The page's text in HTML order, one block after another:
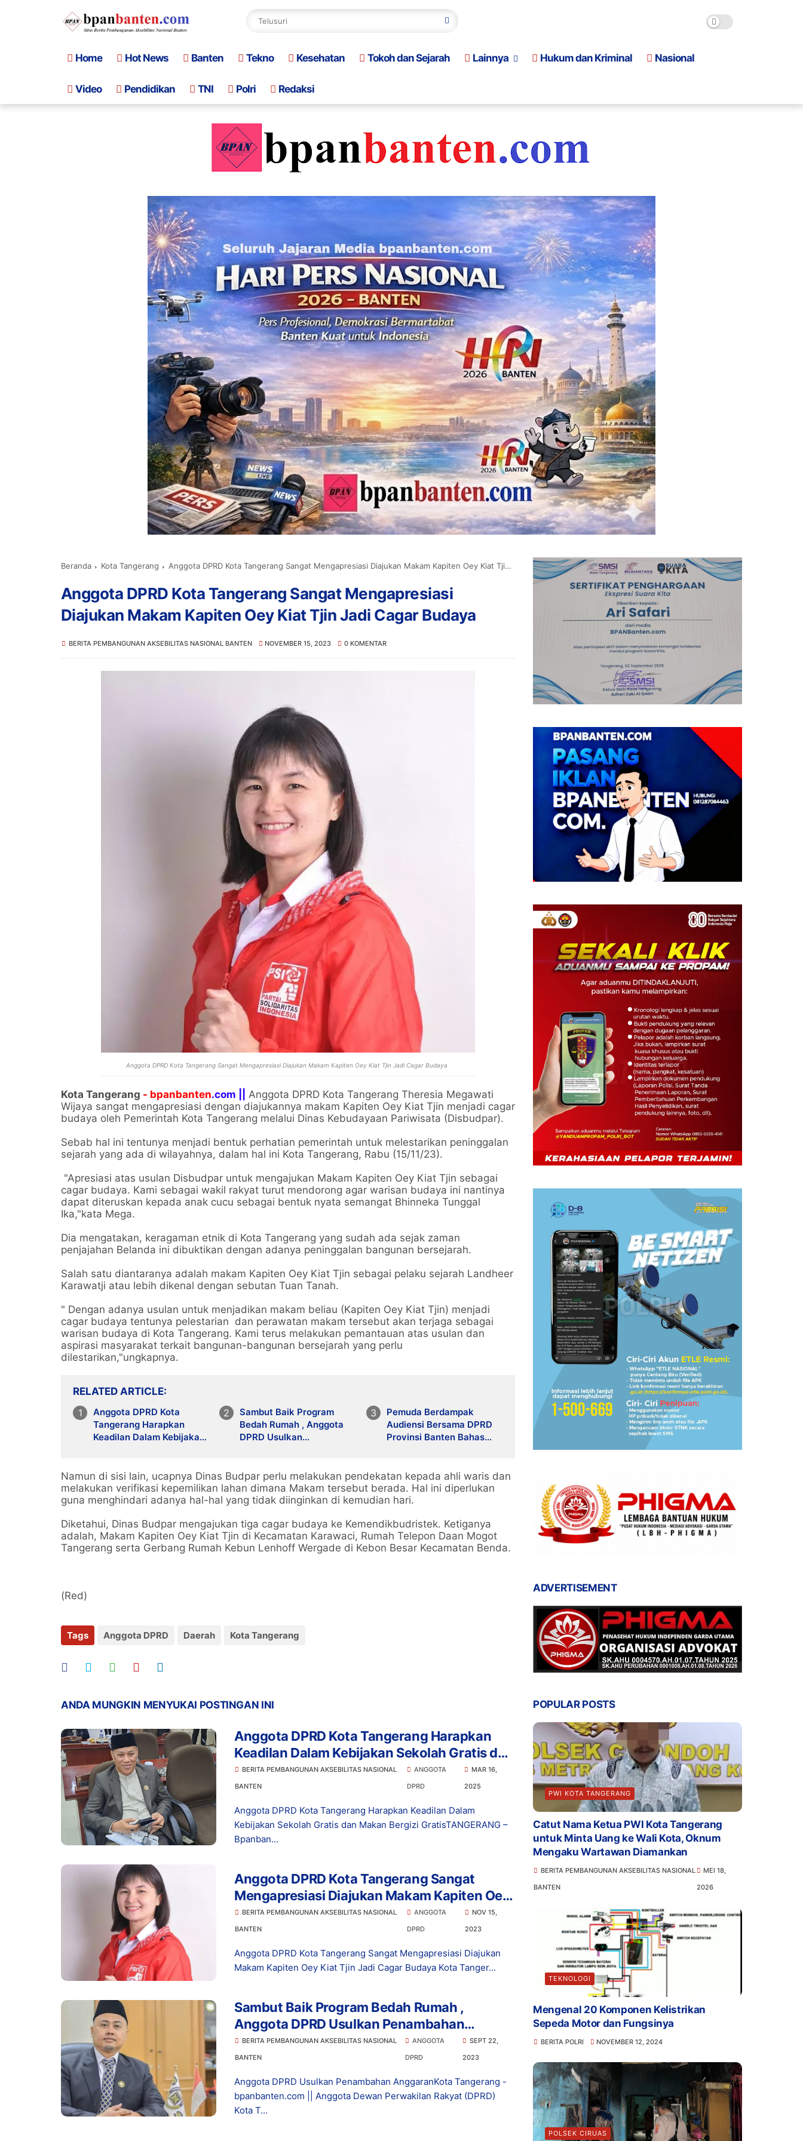
Home Hot News Banten Tekno Kesehatan Tokoh dan Sejarah Lainnya Hukum dan Kriminal Nasional
Video Pendidikan TNI Polri Redaksi
Beranda Kota Tangerang Anggota DPRD Kota Tangerang Sangat Mengapresiasi Diajukan Makam Kapiten Oey Kiat Tjin Jadi Cagar Budaya
Anggota DPRD Kota Tangerang Sangat Mengapresiasi
Diajukan Makam Kapiten Oey Kiat Tjin Jadi Cagar Budaya
BERITA PEMBANGUNAN AKSEBILITAS NASIONAL BANTEN NOVEMBER 15, 2023 0 KOMENTAR
Anggota DPRD Kota Tangerang Sangat Mengapresiasi Diajukan Makam Kapiten Oey Kiat Tjin Jadi Cagar Budaya
Kota Tangerang - bpanbanten.com ||
Anggota DPRD Kota Tangerang Theresia Megawati
Wijaya sangat mengapresiasi dengan diajukannya makam Kapiten Oey Kiat Tjin menjadi cagar
budaya oleh Pemerintah Kota Tangerang melalui Dinas Kebudayaan Pariwisata (Disbudpar).
Sebab hal ini tentunya menjadi bentuk perhatian pemerintah untuk melestarikan peninggalan
sejarah yang ada di wilayahnya, dalam hal ini Kota Tangerang, Rabu (15/11/23).
"Apresiasi atas usulan Disbudpar untuk mengajukan Makam Kapiten Oey Kiat Tjin sebagai
cagar budaya. Kami sebagai wakil rakyat turut mendorong agar warisan budaya ini nantinya
dapat diteruskan kepada anak cucu sebagai bentuk nyata semangat Bhinneka Tunggal
Ika,"kata Mega.
Dia mengatakan, keragaman etnik di Kota Tangerang yang sudah ada sejak zaman
penjajahan Belanda ini dibuktikan dengan adanya peninggalan bangunan bersejarah.
Salah satu diantaranya adalah makam Kapiten Oey Kiat Tjin sebagai pelaku sejarah Landheer
Karawatji atau lebih dikenal dengan sebutan Tuan Tanah.
" Dengan adanya usulan untuk menjadikan makam beliau (Kapiten Oey Kiat Tjin) menjadi
cagar budaya tentunya pelestarian dan perawatan makam tersebut akan terjaga sebagai
warisan budaya di Kota Tangerang. Kami terus melakukan pemantauan atas usulan dan
aspirasi masyarakat terkait bangunan-bangunan bersejarah yang perlu
dilestarikan,"ungkapnya.
RELATED ARTICLE
Anggota DPRD Kota
Tangerang Harapkan
Keadilan Dalam Kebijakan
Sambut Baik Program
Bedah Rumah , Anggota
DPRD Usulkan
Pemuda Berdampak
Audiensi Bersama DPRD
Provinsi Banten Bahas
Menuju Indonesia Emas
2045
Namun di sisi lain, ucapnya Dinas Budpar perlu melakukan pendekatan kepada ahli waris dan
melakukan verifikasi kepemilikan lahan dimana Makam tersebut berada. Hal ini diperlukan
guna menghindari adanya hal-hal yang tidak diinginkan di kemudian hari.
Diketahui, Dinas Budpar mengajukan tiga cagar budaya ke Kemendikbudristek. Ketiganya
adalah, Makam Kapiten Oey Kiat Tjin di Kecamatan Karawaci, Rumah Telepon Daan Mogot
Tangerang serta Gerbang Rumah Kebun Lenhoff Wergade di Kebon Besar Kecamatan Benda.
(Red)
Tags Anggota DPRD Daerah Kota Tangerang
ANDA MUNGKIN MENYUKAI POSTINGAN INI
Anggota DPRD Kota Tangerang Harapkan
Keadilan Dalam Kebijakan Sekolah Gratis dan
Makan Bergizi Gratis
BERITA PEMBANGUNAN AKSEBILITAS NASIONAL
BANTEN
ANGGOTA
DPRD
MAR 16,
2025
Anggota DPRD Kota Tangerang Harapkan Keadilan Dalam
Kebijakan Sekolah Gratis dan Makan Bergizi GratisTANGERANG –
Bpanban...
Anggota DPRD Kota Tangerang Sangat
Mengapresiasi Diajukan Makam Kapiten Oey
Kiat Tjin Jadi Cagar Budaya
BERITA PEMBANGUNAN AKSEBILITAS NASIONAL
BANTEN
ANGGOTA
DPRD
NOV 15,
2023
Anggota DPRD Kota Tangerang Sangat Mengapresiasi Diajukan
Makam Kapiten Oey Kiat Tjin Jadi Cagar Budaya Kota Tanger...
Sambut Baik Program Bedah Rumah ,
Anggota DPRD Usulkan Penambahan
Anggaran
BERITA PEMBANGUNAN AKSEBILITAS NASIONAL
BANTEN
ANGGOTA
DPRD
SEPT 22,
2023
Anggota DPRD Usulkan Penambahan AnggaranKota Tangerang -
bpanbanten.com || Anggota Dewan Perwakilan Rakyat (DPRD)
Kota T...
ADVERTISEMENT
POPULAR POSTS
PWI KOTA TANGERANG
Catut Nama Ketua PWI Kota Tangerang
untuk Minta Uang ke Wali Kota, Oknum
Mengaku Wartawan Diamankan
BERITA PEMBANGUNAN AKSEBILITAS NASIONAL
BANTEN
MEI 18,
2026
TEKNOLOGI
Mengenal 20 Komponen Kelistrikan
Sepeda Motor dan Fungsinya
BERITA POLRI NOVEMBER 12, 2024
POLSEK CIRUAS